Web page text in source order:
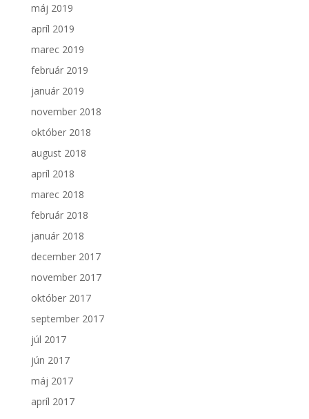
máj 2019
apríl 2019
marec 2019
február 2019
január 2019
november 2018
október 2018
august 2018
apríl 2018
marec 2018
február 2018
január 2018
december 2017
november 2017
október 2017
september 2017
júl 2017
jún 2017
máj 2017
apríl 2017